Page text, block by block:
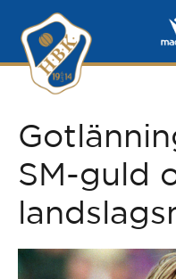
SM-guld